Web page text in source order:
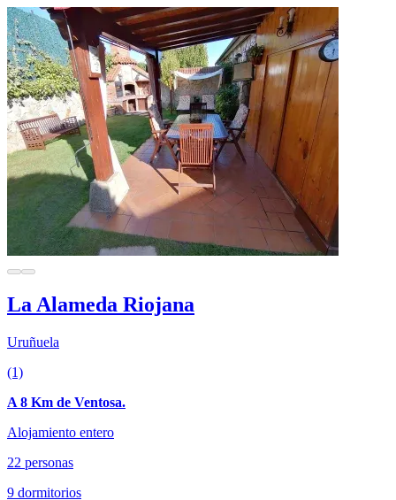
La Alameda Riojana
Uruñuela
(1)
A 8 Km de Ventosa.
Alojamiento entero
22 personas
9 dormitorios